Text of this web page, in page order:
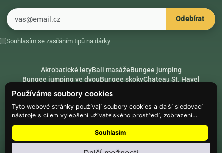
Používáme soubory cookies
Tyto webové stránky používají soubory cookies a další sledovací
nástroje s cílem vylepšení uživatelského prostředí, zobrazení
přizpůsobeného obsahu a reklam, analýzy návštěvnosti webových
stránek a zjištění zdroje návštěvnosti.
Souhlasím
Odebírat
Souhlasím se zasíláním tipů na dárky
Akrobatické letyBali masážeBungee jumping
Bungee jumping ve dvouBungee skokyChateau St. Havel
Dárek k 18. narozeninám
Dárek k 40. narozeninám
RádceSecret SantaSložte se na dárek
PARTNEŘIHike.placeClimbing.place
© Web Development — Good Experience s.r.o.
Najdi Dárek: menu ⋮ → Nainstalovat aplikaci